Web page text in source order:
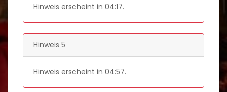
Hinweis erscheint in 04:17.
Hinweis 5
Hinweis erscheint in 04:57.